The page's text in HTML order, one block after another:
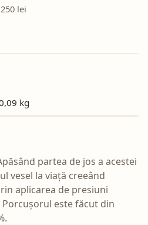
lei
kg
partea de jos a acestei
vesel la viață creeând
aplicarea de presiuni
este făcut din